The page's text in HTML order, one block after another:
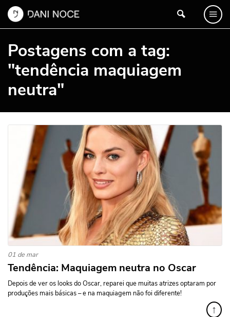
Postagens com a tag:
"tendência maquiagem
neutra"
01 de mar
Tendência: Maquiagem neutra no Oscar
Depois de ver os looks do Oscar, reparei que muitas atrizes optaram por
produções mais básicas – e na maquiagem não foi diferente!
↑